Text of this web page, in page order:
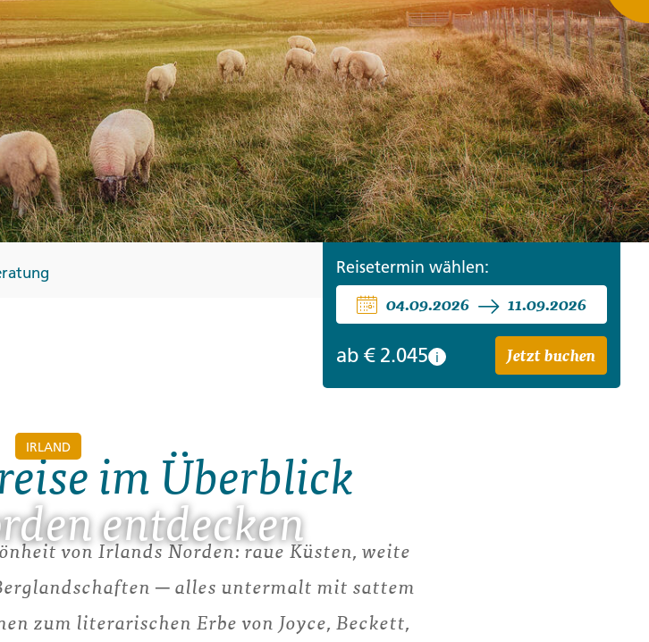
Montenegro
Zypern
Beratung+49 (0) 431 5446-0 Reisefinder öffnen
Beratung+49 (0) 431 5446-0 Reisefinder öffnen
Beratung+49 (0) 431 5446-0 Reisefinder öffnen
IRLAND
entdecken
Reisetermin wählen:
04.09.2026 11.09.2026
ab € 2.045 i Jetzt buchen
im Überblick
von Irlands Norden: raue Küsten, weite
─ alles untermalt mit sattem
zum literarischen Erbe von Joyce, Beckett,